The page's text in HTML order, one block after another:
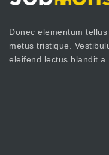
Donec elementum
metus tristique.
eleifend lectus blandit a.